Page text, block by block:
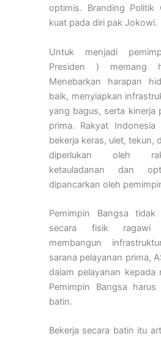
optimis. Branding Politik
kuat pada diri pak Jokowi.
Untuk menjadi
Presiden ) memang
Menebarkan harapan
baik, menyiapkan
yang bagus, serta kinerja
prima. Rakyat Indonesia
bekerja keras, ulet, tekun,
diperlukan oleh
ketauladanan dan
dipancarkan oleh
Pemimpin Bangsa tidak
secara fisik ragawi
membangun
sarana pelayanan prima,
dalam pelayanan kepada
Pemimpin Bangsa harus
batin.
Bekerja secara batin itu